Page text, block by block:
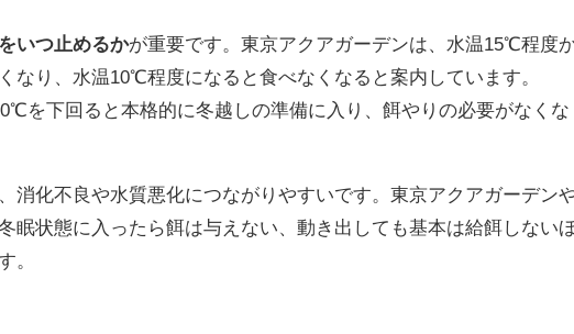
いつ止めるかが重要です。東京アクアガーデンは、水温15℃程度
なり、水温10℃程度になると食べなくなると案内しています。
を下回ると本格的に冬越しの準備に入り、餌やりの必要がなくな
消化不良や水質悪化につながりやすいです。東京アクアガーデン
眠状態に入ったら餌は与えない、動き出しても基本は給餌しない
。